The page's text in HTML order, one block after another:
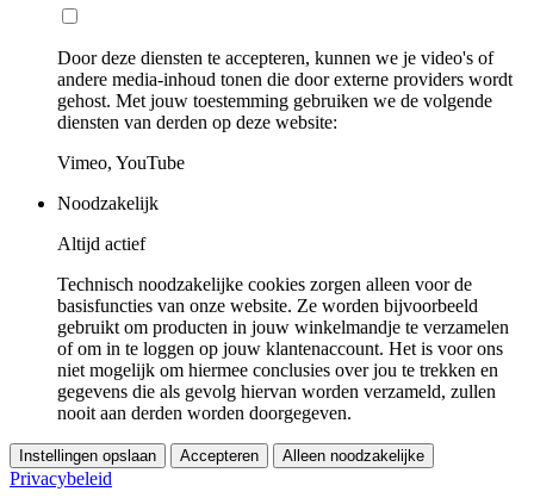
Door deze diensten te accepteren, kunnen we je video's of
andere media-inhoud tonen die door externe providers wordt
gehost. Met jouw toestemming gebruiken we de volgende
diensten van derden op deze website:
Vimeo, YouTube
Noodzakelijk
Altijd actief
Technisch noodzakelijke cookies zorgen alleen voor de
basisfuncties van onze website. Ze worden bijvoorbeeld
gebruikt om producten in jouw winkelmandje te verzamelen
of om in te loggen op jouw klantenaccount. Het is voor ons
niet mogelijk om hiermee conclusies over jou te trekken en
gegevens die als gevolg hiervan worden verzameld, zullen
nooit aan derden worden doorgegeven.
Instellingen opslaan Accepteren Alleen noodzakelijke
Privacybeleid